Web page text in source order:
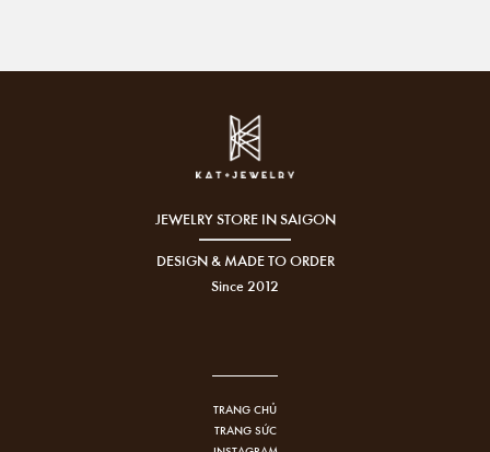
JEWELRY STORE IN SAIGON
DESIGN & MADE TO ORDER
Since 2012
TRANG CHỦ
TRANG SỨC